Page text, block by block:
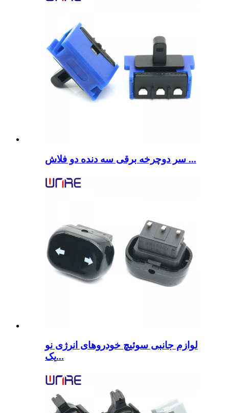
سر دوچرخه برقی سه دنده دو فلاش ...
لوازم جانبی سوئیچ خودروهای انرژی نو
یک...